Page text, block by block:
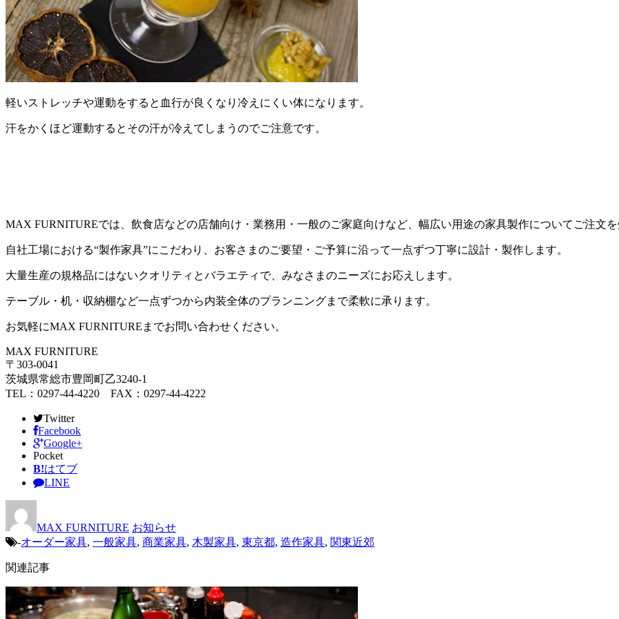
軽いストレッチや運動をすると血行が良くなり冷えにくい体になります。
汗をかくほど運動するとその汗が冷えてしまうのでご注意です。
MAX FURNITUREでは、飲食店などの店舗向け・業務用・一般のご家庭向けなど、幅広い用途の家具製作についてご注文を
自社工場における“製作家具”にこだわり、お客さまのご要望・ご予算に沿って一点ずつ丁寧に設計・製作します。
大量生産の規格品にはないクオリティとバラエティで、みなさまのニーズにお応えします。
テーブル・机・収納棚など一点ずつから内装全体のプランニングまで柔軟に承ります。
お気軽にMAX FURNITUREまでお問い合わせください。
MAX FURNITURE
〒303-0041
茨城県常総市豊岡町乙3240-1
TEL：0297-44-4220 FAX：0297-44-4222
Twitter
Facebook
Google+
Pocket
B!はてブ
LINE
MAX FURNITURE お知らせ
-オーダー家具, 一般家具, 商業家具, 木製家具, 東京都, 造作家具, 関東近郊
関連記事